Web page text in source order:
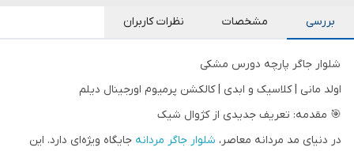
بررسی مشخصات نظرات کاربران
شلوار جاگر پارچه دورس مشکی
اولد مانی | کلاسیک و ابدی | کالکشن پرمیوم اورجینال دیلم
🎯 مقدمه: تعریف جدیدی از کژوال شیک
در دنیای مد مردانه معاصر، شلوار جاگر مردانه جایگاه ویژه‌ای دارد. این